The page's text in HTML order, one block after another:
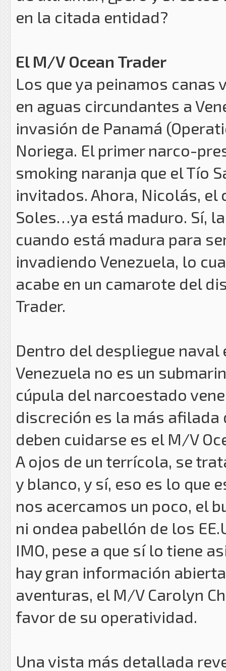
en la citada entidad?
El M/V Ocean Trader
Los que ya peinamos canas
en aguas circundantes a
invasión de Panamá
Noriega. El primer narco-
smoking naranja que el Tío
invitados. Ahora, Nicolás, el
Soles…ya está maduro. Sí,
cuando está madura para
invadiendo Venezuela, lo
acabe en un camarote del
Trader.
Dentro del despliegue
Venezuela no es un
cúpula del narcoestado
discreción es la más afilada
deben cuidarse es el M/V
A ojos de un terrícola, se
y blanco, y sí, eso es lo
nos acercamos un poco, el
ni ondea pabellón de los
IMO, pese a que sí lo tiene
hay gran información
aventuras, el M/V Carolyn
favor de su operatividad.
Una vista más detallada